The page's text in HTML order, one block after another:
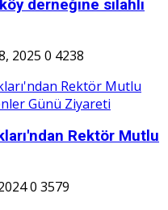
derneğine silahlı
2025 0 4238
Rektör Mutlu
0 3579